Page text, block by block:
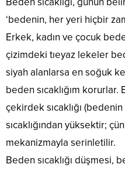
‘bedenin, her yeri hiçbir
Erkek, kadın ve çocuk
çizimdeki tıeyaz lekeler
siyah alanlarsa en soğuk
beden sıcaklığım
çekirdek sıcaklığı (bedenin
sıcaklığından yüksektir;
mekanizmayla serinletilir.
Beden sıcaklığı düşmesi,